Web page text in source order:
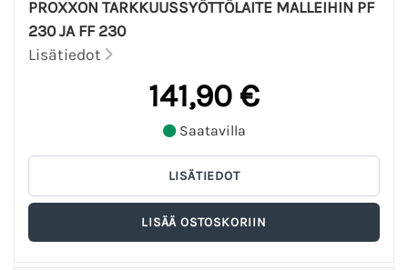
PROXXON TARKKUUSSYÖTTÖLAITE MALLEIHIN PF
230 JA FF 230
Lisätiedot
141,90 €
Saatavilla